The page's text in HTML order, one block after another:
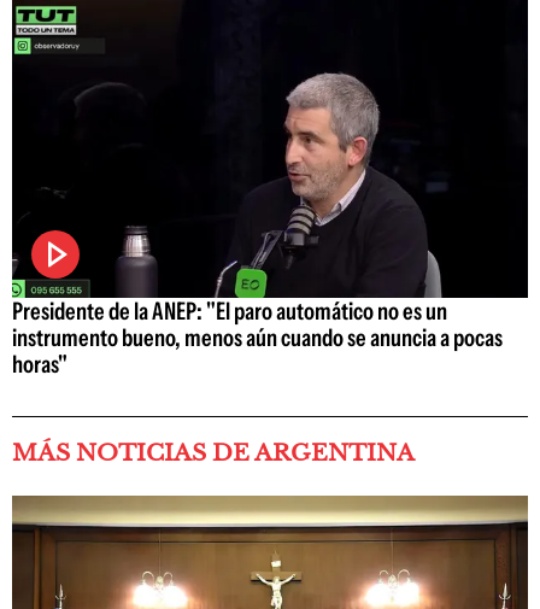
Presidente de la ANEP: "El paro automático no es un
instrumento bueno, menos aún cuando se anuncia a pocas
horas"
MÁS NOTICIAS DE ARGENTINA